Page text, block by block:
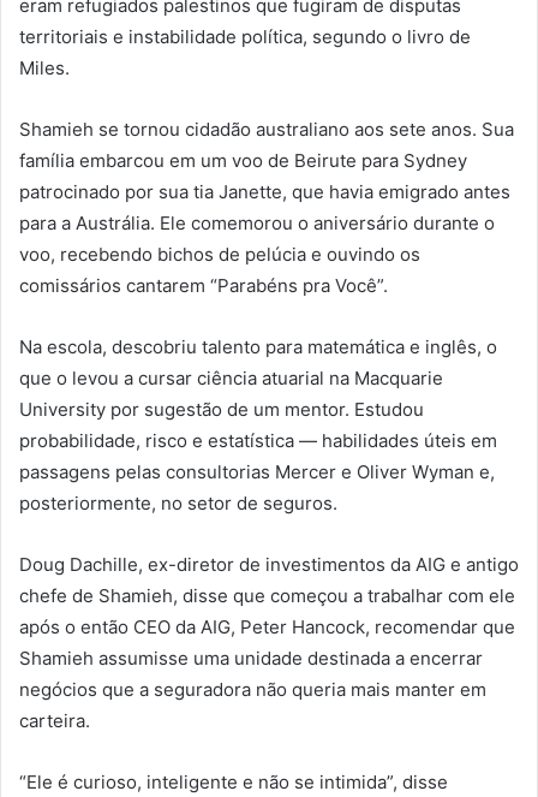
eram refugiados palestinos que fugiram de disputas
territoriais e instabilidade política, segundo o livro de
Miles.
Shamieh se tornou cidadão australiano aos sete anos. Sua
família embarcou em um voo de Beirute para Sydney
patrocinado por sua tia Janette, que havia emigrado antes
para a Austrália. Ele comemorou o aniversário durante o
voo, recebendo bichos de pelúcia e ouvindo os
comissários cantarem “Parabéns pra Você”.
Na escola, descobriu talento para matemática e inglês, o
que o levou a cursar ciência atuarial na Macquarie
University por sugestão de um mentor. Estudou
probabilidade, risco e estatística — habilidades úteis em
passagens pelas consultorias Mercer e Oliver Wyman e,
posteriormente, no setor de seguros.
Doug Dachille, ex-diretor de investimentos da AIG e antigo
chefe de Shamieh, disse que começou a trabalhar com ele
após o então CEO da AIG, Peter Hancock, recomendar que
Shamieh assumisse uma unidade destinada a encerrar
negócios que a seguradora não queria mais manter em
carteira.
“Ele é curioso, inteligente e não se intimida”, disse